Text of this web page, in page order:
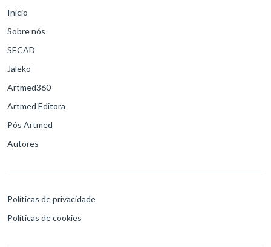
Início
Sobre nós
SECAD
Jaleko
Artmed360
Artmed Editora
Pós Artmed
Autores
Políticas de privacidade
Políticas de cookies